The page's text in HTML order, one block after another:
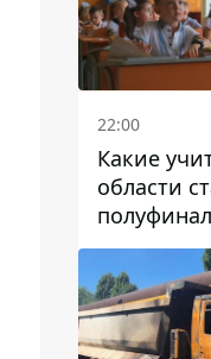
22:00
Какие
области
Global
2026